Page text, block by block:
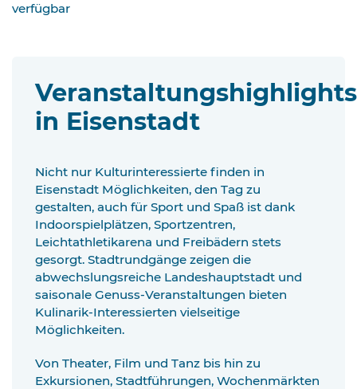
verfügbar
Veranstaltungshighlights
in Eisenstadt
Nicht nur Kulturinteressierte finden in
Eisenstadt Möglichkeiten, den Tag zu
gestalten, auch für Sport und Spaß ist dank
Indoorspielplätzen, Sportzentren,
Leichtathletikarena und Freibädern stets
gesorgt. Stadtrundgänge zeigen die
abwechslungsreiche Landeshauptstadt und
saisonale Genuss-Veranstaltungen bieten
Kulinarik-Interessierten vielseitige
Möglichkeiten.
Von Theater, Film und Tanz bis hin zu
Exkursionen, Stadtführungen, Wochenmärkten